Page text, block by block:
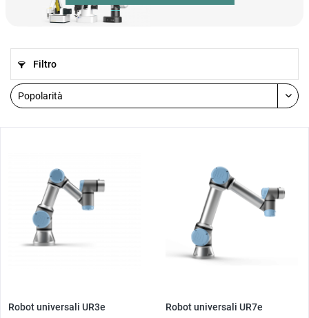
Filtro
Robot universali UR3e Robot universali UR7e